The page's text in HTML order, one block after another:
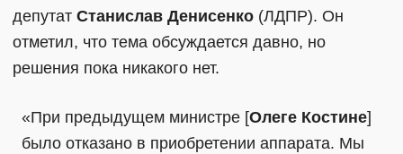
депутат Станислав Денисенко (ЛДПР). Он
отметил, что тема обсуждается давно, но
решения пока никакого нет.
«При предыдущем министре [Олеге Костине]
было отказано в приобретении аппарата. Мы